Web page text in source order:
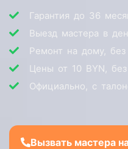
Гарантия до 36
Выезд мастера в
Ремонт на дому, без
Цены от 10 BYN,
Официально, с
Вызвать мастера